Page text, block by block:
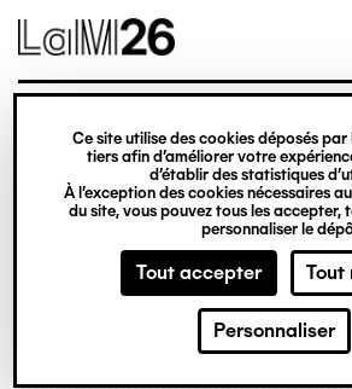
Gestion des cookies
Ce site utilise des cookies déposés par
tiers afin d’améliorer votre
d’établir des statistiques
À l’exception des cookies nécessaires
du site, vous pouvez tous les accepter,
personnaliser le
Tout accepter Tout
Personnaliser
contenu